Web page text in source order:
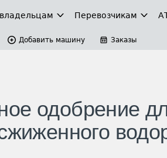
Перевозчикам
Добавить машину Заказы
одобрение